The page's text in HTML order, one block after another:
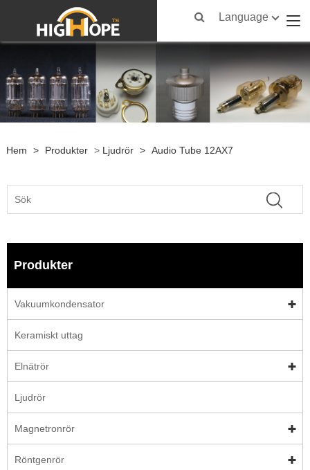
Language
Hem > Produkter > Ljudrör > Audio Tube 12AX7
Produkter
Vakuumkondensator
Keramiskt uttag
Elnätrör
Ljudrör
Magnetronrör
Röntgenrör